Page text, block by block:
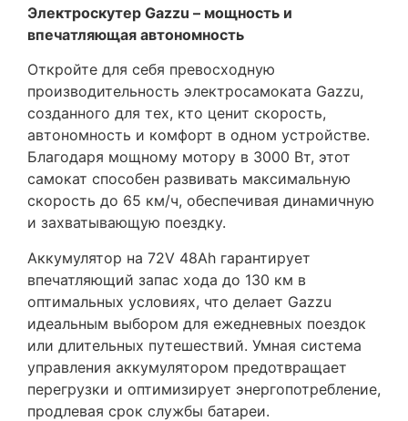
Электроскутер Gazzu – мощность и
впечатляющая автономность
Откройте для себя превосходную
производительность электросамоката Gazzu,
созданного для тех, кто ценит скорость,
автономность и комфорт в одном устройстве.
Благодаря мощному мотору в 3000 Вт, этот
самокат способен развивать максимальную
скорость до 65 км/ч, обеспечивая динамичную
и захватывающую поездку.
Аккумулятор на 72V 48Ah гарантирует
впечатляющий запас хода до 130 км в
оптимальных условиях, что делает Gazzu
идеальным выбором для ежедневных поездок
или длительных путешествий. Умная система
управления аккумулятором предотвращает
перегрузки и оптимизирует энергопотребление,
продлевая срок службы батареи.